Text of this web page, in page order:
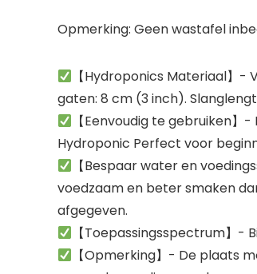
Opmerking: Geen wastafel
【Hydroponics Materiaal】-
gaten: 8 cm (3 inch).
【Eenvoudig te gebruiken
Hydroponic Perfect voor
【Bespaar water en
voedzaam en beter smaken
afgegeven.
【Toepassingsspectrum】-
【Opmerking】- De plaats